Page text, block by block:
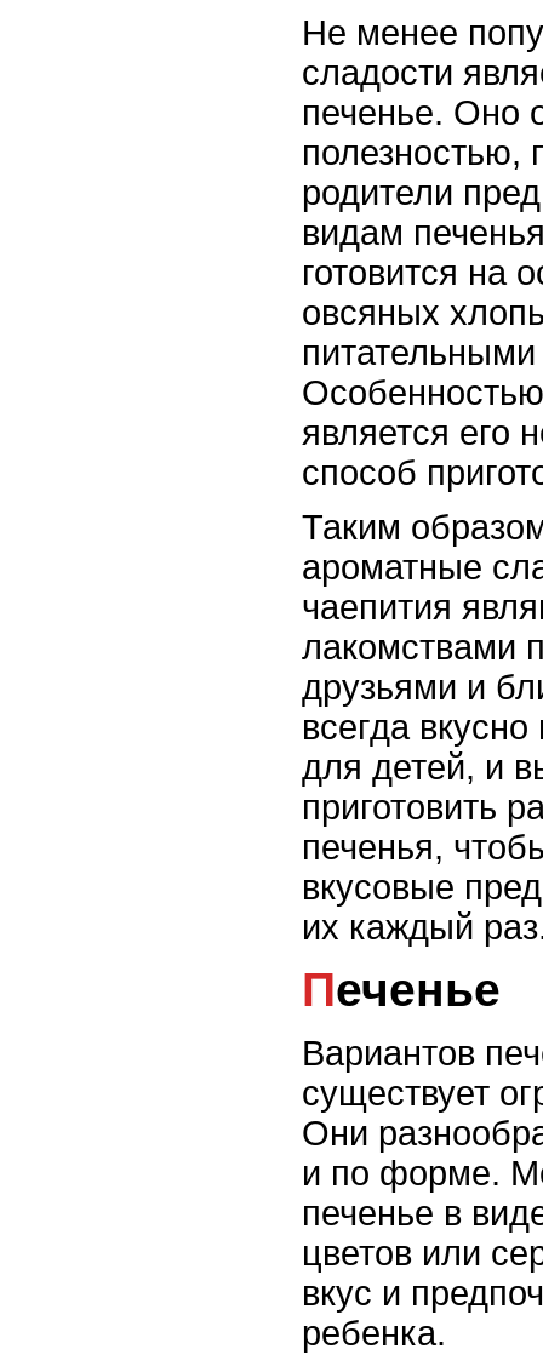
Не менее
сладости
печенье. Оно
полезностью,
родители
видам
готовится на
овсяных
является его
способ
Таким
ароматные
чаепития
лакомствами
друзьями и
всегда
для детей, и
приготовить
печенья,
вкусовые
их каждый
Печенье
Вариантов
существует
Они
и по форме.
печенье в
цветов или
вкус и
ребенка.